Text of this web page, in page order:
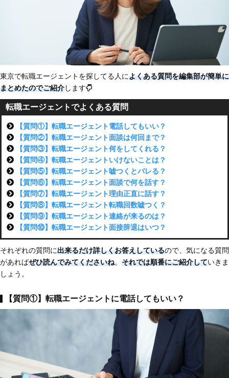
東京で転職エージェントを探してる人によくある質問を編集部が簡単に
まとめたのでご紹介します
転職エージェントでよくある質問
【質問①】転職エージェント電話してもいい？
【質問②】転職エージェント面談は何回まで？
【質問③】転職エージェント何をしてくれる？
【質問④】転職エージェントいけないことは？
【質問⑤】転職エージェント嘘つくとバレる？
【質問⑥】転職エージェント面談で何を話す？
【質問⑦】転職エージェント理由正直に話す？
【質問⑧】転職エージェント転職回数嘘つく？
【質問⑨】転職エージェント連絡が来るのは？
【質問⑩】転職エージェント面接辞退はいつ？
それぞれの質問に出来るだけ詳しくお答えしているので、気になる質問
があればぜひ読んでみてくださいね。 それでは順番にご紹介していきま
しょう。
【質問①】転職エージェントに電話してもいい？